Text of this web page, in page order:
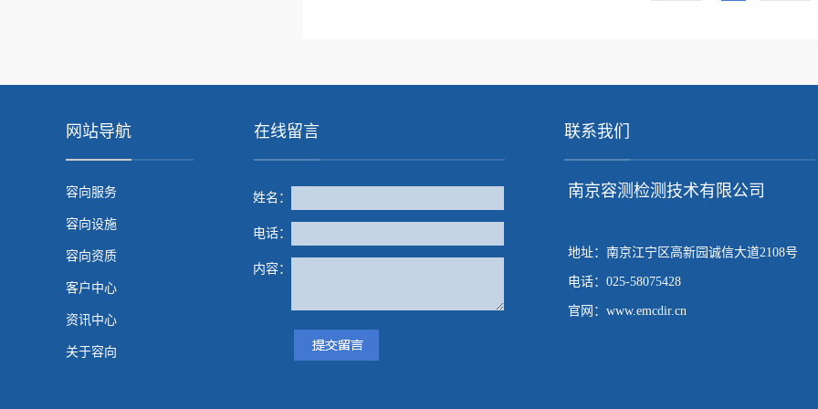
网站导航 在线留言 联系我们
容向服务
容向设施
容向资质
客户中心
资讯中心
关于容向
姓名：
电话：
内容：
南京容测检测技术有限公司
地址：南京江宁区高新园诚信大道2108号
电话：025-58075428
官网：www.emcdir.cn